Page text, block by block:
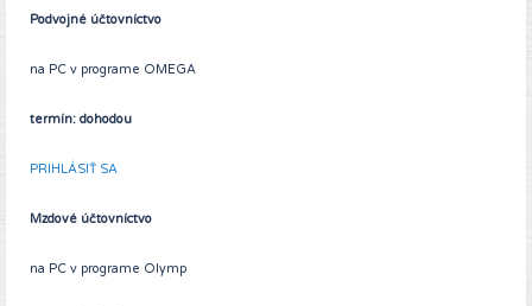
Podvojné účtovníctvo
na PC v programe OMEGA
termín: dohodou
PRIHLÁSIŤ SA
Mzdové účtovníctvo
na PC v programe Olymp